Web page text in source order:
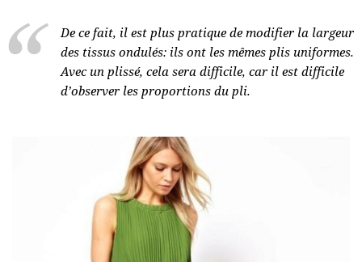
De ce fait, il est plus pratique de modifier la largeur
des tissus ondulés: ils ont les mêmes plis uniformes.
Avec un plissé, cela sera difficile, car il est difficile
d’observer les proportions du pli.